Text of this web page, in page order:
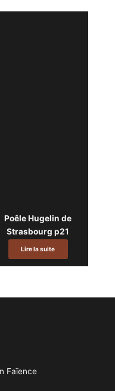
Poêle Hugelin de
Strasbourg p21
Lire la suite
Faïence